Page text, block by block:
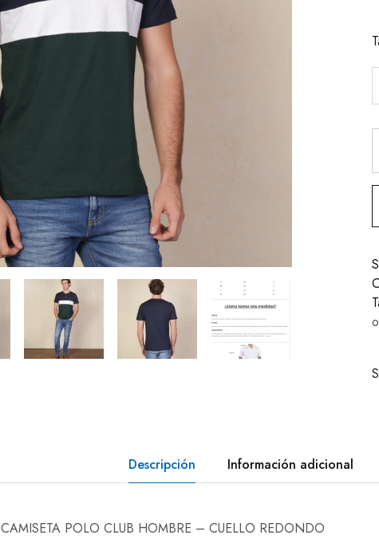
Descripción Información adicional
CAMISETA POLO CLUB HOMBRE – CUELLO REDONDO